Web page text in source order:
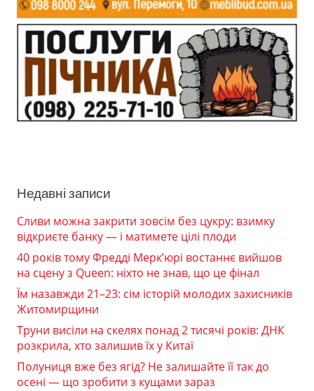
Недавні записи
Сливи можна закрити зовсім без цукру: взимку
відкриєте банку — і матимете цілі плоди
40 років тому Фредді Мерк’юрі востаннє вийшов
на сцену з Queen: ніхто не знав, що це фінал
Їм назавжди 21–23: сім історій молодих захисників
Житомирщини
Труни висіли на скелях понад 2 тисячі років: ДНК
розкрила, хто залишив їх у Китаї
Полуниця вже без ягід? Не залишайте її так до
осені — що зробити з кущами зараз